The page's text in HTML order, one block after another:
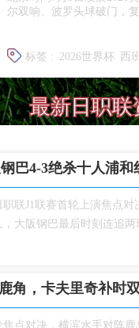
尔双响、波罗头球破门，
标签 : 2026世界杯 西
世界杯1/16决赛 西班
最新日职联
巴4‑3绝杀十人浦和
职联J1联赛首轮上演焦点
大阪钢巴最后时刻连追两
角，卡夫里奇补时
点对决，横滨水手对阵